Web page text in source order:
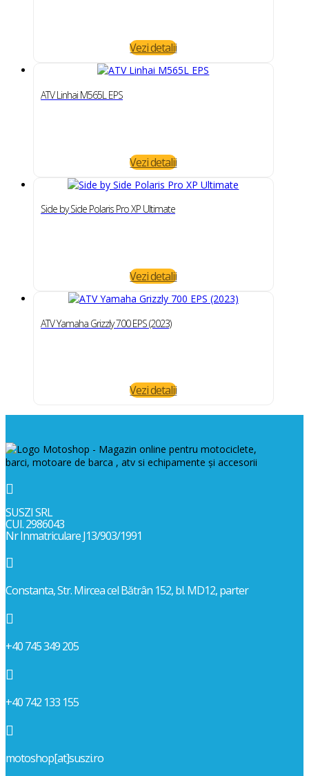
Vezi detalii
ATV Linhai M565L EPS
Vezi detalii
Side by Side Polaris Pro XP Ultimate
Vezi detalii
ATV Yamaha Grizzly 700 EPS (2023)
Vezi detalii

SUSZI SRL
CUI. 2986043
Nr Inmatriculare J13/903/1991

Constanta, Str. Mircea cel Bătrân 152, bl. MD12, parter

+40 745 349 205

+40 742 133 155

motoshop[at]suszi.ro